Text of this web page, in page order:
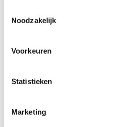
Noodzakelijk
Voorkeuren
Statistieken
Marketing
Life Fitness Powermill Climber